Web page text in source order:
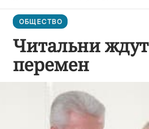
ОБЩЕСТВО
Читальни ждут
перемен